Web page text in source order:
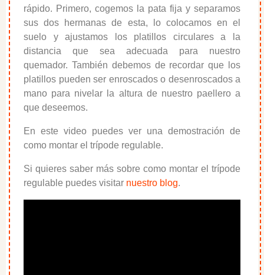
rápido. Primero, cogemos la pata fija y separamos
sus dos hermanas de esta, lo colocamos en el
suelo y ajustamos los platillos circulares a la
distancia que sea adecuada para nuestro
quemador. También debemos de recordar que los
platillos pueden ser enroscados o desenroscados a
mano para nivelar la altura de nuestro paellero a
que deseemos.
En este video puedes ver una demostración de
como montar el trípode regulable.
Si quieres saber más sobre como montar el trípode
regulable puedes visitar nuestro blog.